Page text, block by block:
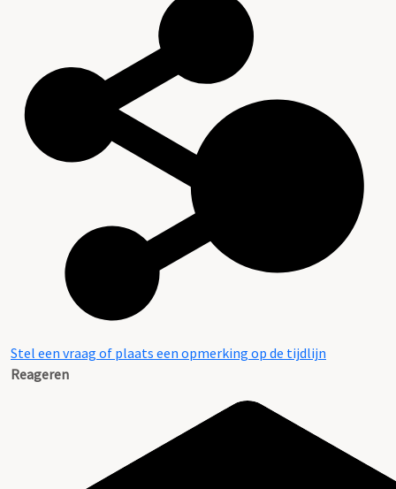
Stel een vraag of plaats een opmerking op de tijdlijn
Reageren